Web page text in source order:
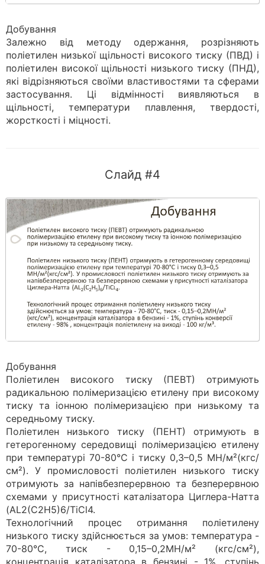
Добування
Залежно від методу одержання, розрізняють
поліетилен низької щільності високого тиску (ПВД) і
поліетилен високої щільності низького тиску (ПНД),
які відрізняються своїми властивостями та сферами
застосування. Ці відмінності виявляються в
щільності, температури плавлення, твердості,
жорсткості і міцності.
Слайд #4
Добування
Поліетилен високого тиску (ПЕВТ) отримують
радикальною полімеризацією етилену при високому
тиску та іонною полімеризацією при низькому та
середньому тиску.
Поліетилен низького тиску (ПЕНТ) отримують в
гетерогенному середовищі полімеризацією етилену
при температурі 70-80°C і тиску 0,3–0,5 МН/м²(кгс/
см²). У промисловості поліетилен низького тиску
отримують за напівбезперервною та безперервною
схемами у присутності каталізатора Циглера-Натта
(AL2(C2H5)6/TiCl4.
Технологічний процес отримання поліетилену
низького тиску здійснюється за умов: температура -
70-80°C, тиск - 0,15–0,2МН/м² (кгс/см²),
концентрація каталізатора в бензині - 1%, ступінь